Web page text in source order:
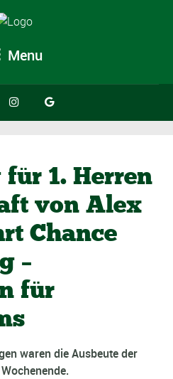
Menu
1. Herren
von Alex
Chance
–
für
waren die Ausbeute der